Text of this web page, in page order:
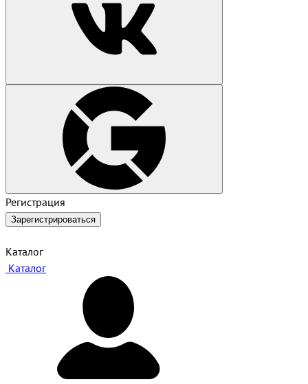
Регистрация
Зарегистрироваться
Каталог
Каталог